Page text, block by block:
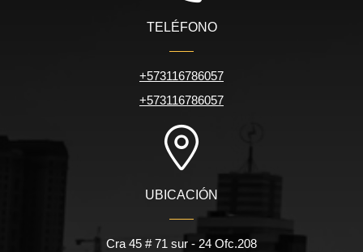
TELÉFONO
+573116786057
+573116786057
UBICACIÓN
Cra 45 # 71 sur - 24 Ofc.208